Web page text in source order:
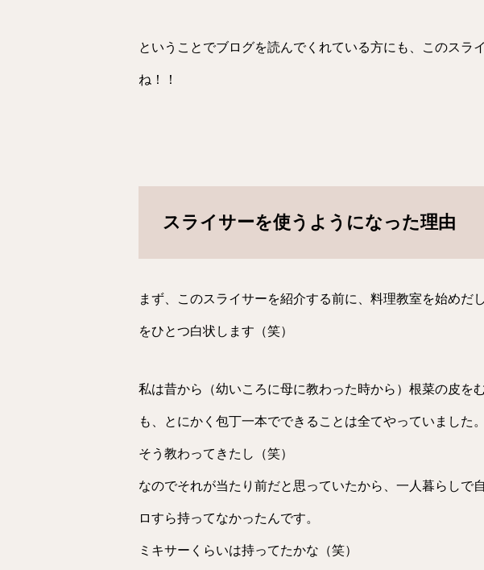
ということでブログを読んでくれている方にも、このスラ
ね！！
スライサーを使うようになった理由
まず、このスライサーを紹介する前に、料理教室を始めだ
をひとつ白状します（笑）
私は昔から（幼いころに母に教わった時から）根菜の皮を
も、とにかく包丁一本でできることは全てやっていました。
そう教わってきたし（笑）
なのでそれが当たり前だと思っていたから、一人暮らしで
ロすら持ってなかったんです。
ミキサーくらいは持ってたかな（笑）